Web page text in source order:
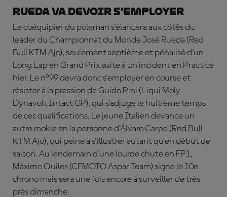
Rueda va devoir s'employer
Le coéquipier du poleman s'élancera aux côtés du
leader du Championnat du MondeJosé Rueda (Red
Bull KTM Ajo), seulement septième et pénalisé d'un
Long Lap en Grand Prix suite à un incident en Practice
hier. Le n°99 devra donc s'employer en course et
résister à la pression de Guido Pini (Liqui Moly
Dynavolt Intact GP), qui s'adjuge le huitième temps
de ces qualifications. Le jeune Italien devance un
autre rookie en la personne d'Álvaro Carpe (Red Bull
KTM Ajo), qui peine à s'illustrer autant qu'en début de
saison. Au lendemain d'une lourde chute en FP1,
Máximo Quiles (CFMOTO Aspar Team) signe le 10e
chrono mais sera une fois encore à surveiller de très
près dimanche.